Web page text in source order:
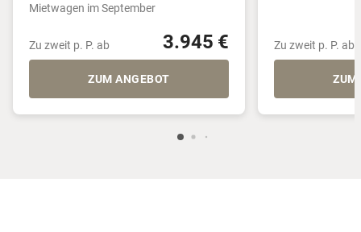
Mietwagen im September
Zu zweit p. P. ab 3.945 €
ZUM ANGEBOT
Zu zweit p. P. ab
ZUM